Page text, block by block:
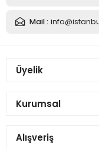
Mail :
Üyelik
Kurumsal
Alışveriş